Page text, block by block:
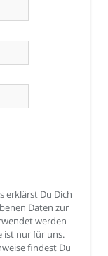
erklärst Du Dich
Daten zur
werden -
ist nur für uns.
findest Du